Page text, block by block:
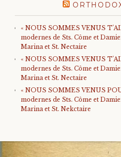
« NOUS SOMMES VENUS
modernes de Sts. Côme et
Marina et St. Nectaire
« NOUS SOMMES VENUS
modernes de Sts. Côme et
Marina et St. Nectaire
« NOUS SOMMES VENUS
modernes de Sts. Côme et
Marina et St. Nekctaire